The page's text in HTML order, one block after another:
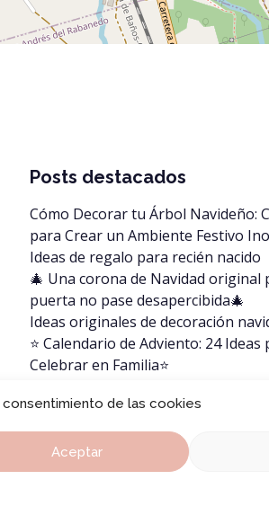
de las cookies
Aceptar
Posts destacados
Cómo Decorar tu Árbol Navideño:
para Crear un Ambiente Festivo
Ideas de regalo para recién nacido
🎄 Una corona de Navidad original
puerta no pase desapercibida🎄
Ideas originales de decoración
⭐️ Calendario de Adviento: 24 Ideas
Celebrar en Familia⭐️
infantiles